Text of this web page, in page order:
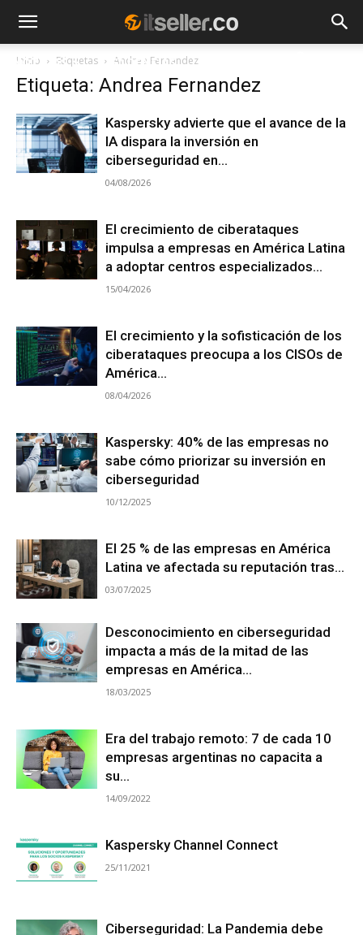
NOTICIAS TENDENCIAS
Inicio Etiquetas Andrea Fernandez
Etiqueta: Andrea Fernandez
Kaspersky advierte que el avance de la
IA dispara la inversión en
ciberseguridad en...
04/08/2026
El crecimiento de ciberataques
impulsa a empresas en América Latina
a adoptar centros especializados...
15/04/2026
El crecimiento y la sofisticación de los
ciberataques preocupa a los CISOs de
América...
08/04/2026
Kaspersky: 40% de las empresas no
sabe cómo priorizar su inversión en
ciberseguridad
10/12/2025
El 25 % de las empresas en América
Latina ve afectada su reputación tras...
03/07/2025
Desconocimiento en ciberseguridad
impacta a más de la mitad de las
empresas en América...
18/03/2025
Era del trabajo remoto: 7 de cada 10
empresas argentinas no capacita a
su...
14/09/2022
Kaspersky Channel Connect
25/11/2021
Ciberseguridad: La Pandemia debe